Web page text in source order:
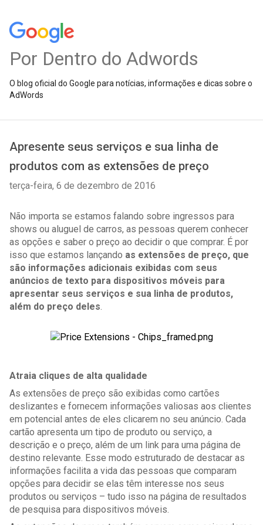
Por Dentro do Adwords
O blog oficial do Google para notícias, informações e dicas sobre o
AdWords
Apresente seus serviços e sua linha de
produtos com as extensões de preço
terça-feira, 6 de dezembro de 2016
Não importa se estamos falando sobre ingressos para
shows ou aluguel de carros, as pessoas querem conhecer
as opções e saber o preço ao decidir o que comprar. É por
isso que estamos lançando as extensões de preço, que
são informações adicionais exibidas com seus
anúncios de texto para dispositivos móveis para
apresentar seus serviços e sua linha de produtos,
além do preço deles.
Atraia cliques de alta qualidade
As extensões de preço são exibidas como cartões
deslizantes e fornecem informações valiosas aos clientes
em potencial antes de eles clicarem no seu anúncio. Cada
cartão apresenta um tipo de produto ou serviço, a
descrição e o preço, além de um link para uma página de
destino relevante. Esse modo estruturado de destacar as
informações facilita a vida das pessoas que comparam
opções para decidir se elas têm interesse nos seus
produtos ou serviços – tudo isso na página de resultados
de pesquisa para dispositivos móveis.